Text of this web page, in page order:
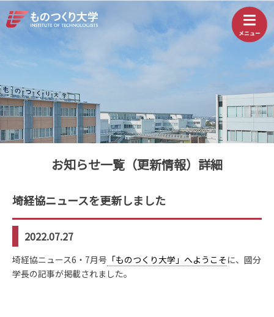
お知らせ一覧（更新情報）詳細
埼経協ニュースを更新しました
2022.07.27
埼経協ニュース6・7月号 「ものつくり大学」へようこそに、國分
学長の記事が掲載されました。